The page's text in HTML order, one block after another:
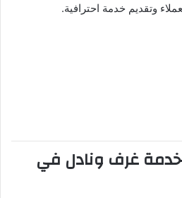
وتقديم خدمة احترافية.
غرف ونادل في